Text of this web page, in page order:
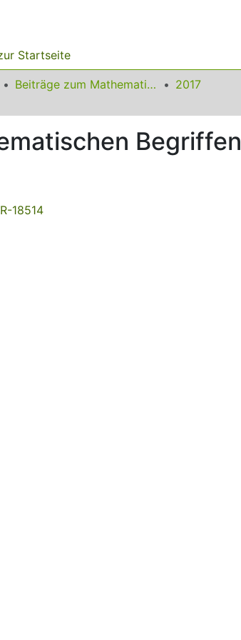
Startseite
Beiträge zum Mathematikunterricht
2017
Begriffen
18514